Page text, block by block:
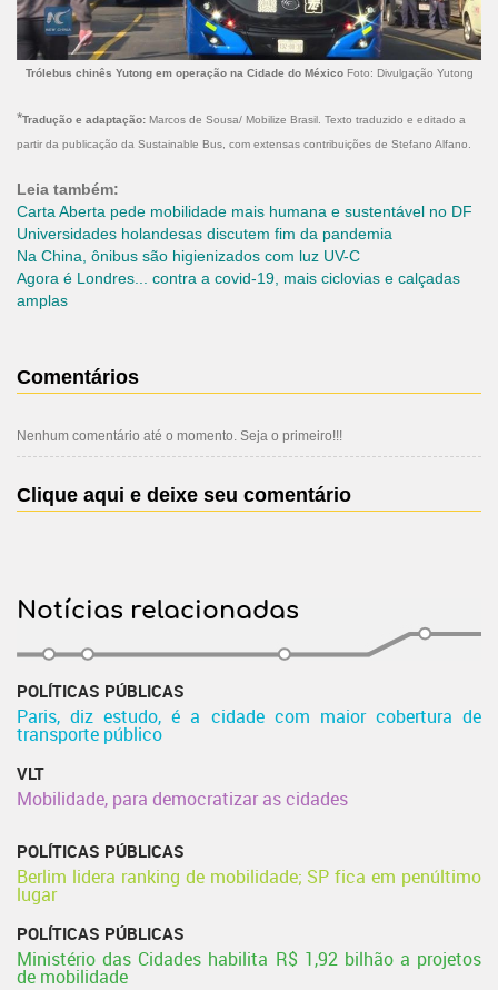
Trólebus chinês Yutong em operação na Cidade do MéxicoFoto: Divulgação Yutong
*Tradução e adaptação: Marcos de Sousa/ Mobilize Brasil. Texto traduzido e editado a
partir da publicação da Sustainable Bus, com extensas contribuições de Stefano Alfano.
Leia também:
Carta Aberta pede mobilidade mais humana e sustentável no DF
Universidades holandesas discutem fim da pandemia
Na China, ônibus são higienizados com luz UV-C
Agora é Londres... contra a covid-19, mais ciclovias e calçadas
amplas
Comentários
Nenhum comentário até o momento. Seja o primeiro!!!
Clique aqui e deixe seu comentário
Notícias relacionadas
POLÍTICAS PÚBLICAS
Paris, diz estudo, é a cidade com maior cobertura de
transporte público
VLT
Mobilidade, para democratizar as cidades
POLÍTICAS PÚBLICAS
Berlim lidera ranking de mobilidade; SP fica em penúltimo
lugar
POLÍTICAS PÚBLICAS
Ministério das Cidades habilita R$ 1,92 bilhão a projetos
de mobilidade